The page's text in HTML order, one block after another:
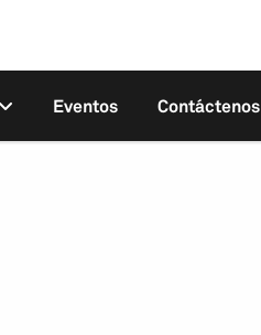
Eventos Contáctenos